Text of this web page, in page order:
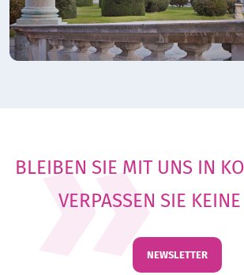
BLEIBEN SIE MIT UNS IN
VERPASSEN SIE
NEWSLETTER